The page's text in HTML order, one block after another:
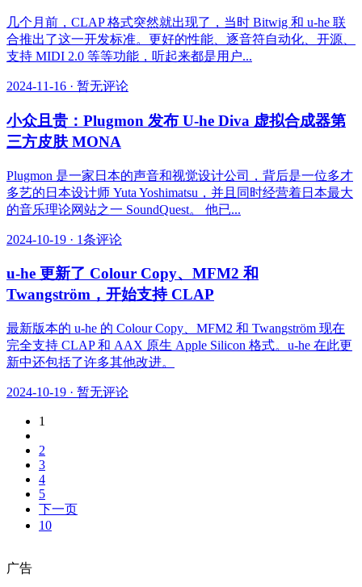
几个月前，CLAP 格式突然就出现了，当时 Bitwig 和 u-he 联
合推出了这一开发标准。更好的性能、逐音符自动化、开源、
支持 MIDI 2.0 等等功能，听起来都是用户...
2024-11-16 · 暂无评论
小众且贵：Plugmon 发布 U-he Diva 虚拟合成器第
三方皮肤 MONA
Plugmon 是一家日本的声音和视觉设计公司，背后是一位多才
多艺的日本设计师 Yuta Yoshimatsu，并且同时经营着日本最大
的音乐理论网站之一 SoundQuest。 他已...
2024-10-19 · 1条评论
u-he 更新了 Colour Copy、MFM2 和
Twangström，开始支持 CLAP
最新版本的 u-he 的 Colour Copy、MFM2 和 Twangström 现在
完全支持 CLAP 和 AAX 原生 Apple Silicon 格式。u-he 在此更
新中还包括了许多其他改进。
2024-10-19 · 暂无评论
1
2
3
4
5
下一页
10
广告